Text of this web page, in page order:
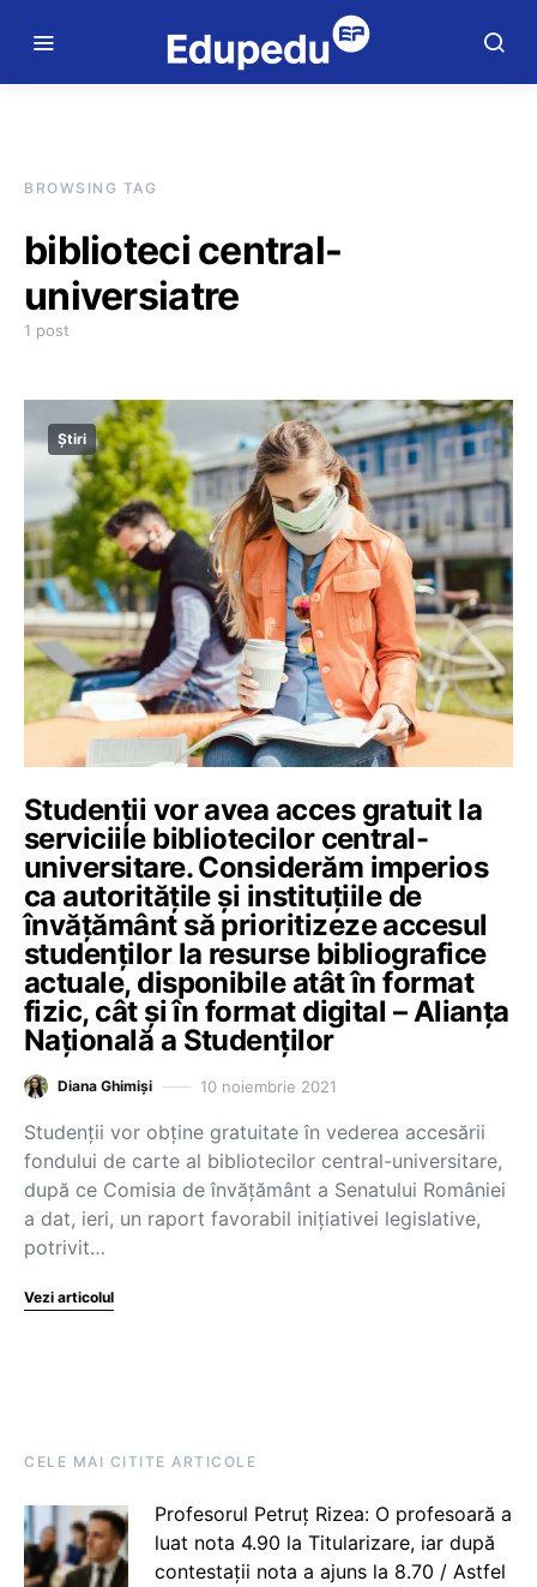
BROWSING TAG
biblioteci central-
universiatre
1 post
Știri
Studenții vor avea acces gratuit la
serviciile bibliotecilor central-
universitare. Considerăm imperios
ca autoritățile și instituțiile de
învățământ să prioritizeze accesul
studenților la resurse bibliografice
actuale, disponibile atât în format
fizic, cât și în format digital – Alianța
Națională a Studenților
Diana Ghimiși 10 noiembrie 2021
Studenții vor obține gratuitate în vederea accesării
fondului de carte al bibliotecilor central-universitare,
după ce Comisia de învățământ a Senatului României
a dat, ieri, un raport favorabil inițiativei legislative,
potrivit…
Vezi articolul
CELE MAI CITITE ARTICOLE
Profesorul Petruț Rizea: O profesoară a
luat nota 4.90 la Titularizare, iar după
contestații nota a ajuns la 8.70 / Astfel